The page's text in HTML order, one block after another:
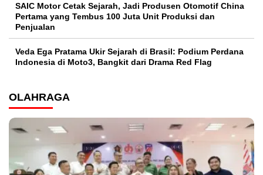
SAIC Motor Cetak Sejarah, Jadi Produsen Otomotif China
Pertama yang Tembus 100 Juta Unit Produksi dan
Penjualan
Veda Ega Pratama Ukir Sejarah di Brasil: Podium Perdana
Indonesia di Moto3, Bangkit dari Drama Red Flag
OLAHRAGA